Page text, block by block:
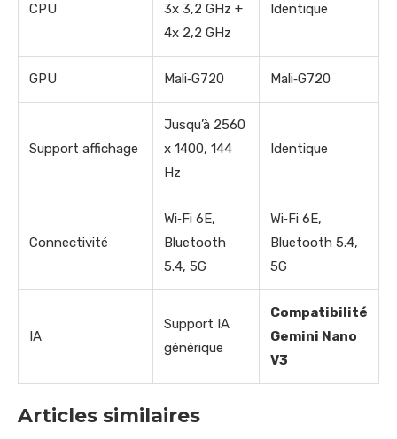
CPU
3x 3,2 GHz +
4x 2,2 GHz
Identique
GPU Mali‑G720 Mali‑G720
Support affichage
Jusqu’à 2560
x 1400, 144
Hz
Identique
Connectivité
Wi‑Fi 6E,
Bluetooth
5.4, 5G
Wi‑Fi 6E,
Bluetooth 5.4,
5G
IA
Support IA
générique
Compatibilité
Gemini Nano
V3
Articles similaires